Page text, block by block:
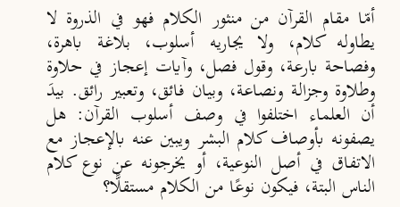
أمّا مقام القرآن من منثور الكلام فهو في الذروة لا
يطاوله كلام، ولا يجاريه أسلوب، بلاغة باهرة،
وفصاحة بارعة، وقول فصل، وآيات إعجاز في حلاوة
وطلاوة وجزالة ونصاعة، وبيان فائق، وتعبير رائق. بيدَ
أن العلماء اختلفوا في وصف أسلوب القرآن: هل
يصفونه بأوصاف كلام البشر ويبين عنه بالإعجاز مع
الاتفاق في أصل النوعية، أو يخرجونه عن نوع كلام
الناس البتة، فيكون نوعًا من الكلام مستقلًّا؟